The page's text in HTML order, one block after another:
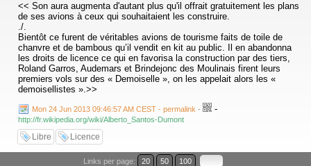
<< Son aura augmenta d'autant plus qu'il offrait gratuitement les plans
de ses avions à ceux qui souhaitaient les construire.
./.
Bientôt ce furent de véritables avions de tourisme faits de toile de
chanvre et de bambous qu’il vendit en kit au public. Il en abandonna
les droits de licence ce qui en favorisa la construction par des tiers,
Roland Garros, Audemars et Brindejonc des Moulinais firent leurs
premiers vols sur des « Demoiselle », on les appelait alors les «
demoisellistes ».>>
Mon 24 Jun 2013 09:46:57 AM CEST - permalink - -
http://fr.wikipedia.org/wiki/Alberto_Santos-Dumont
Libre Licence
Links per page: 20 50 100